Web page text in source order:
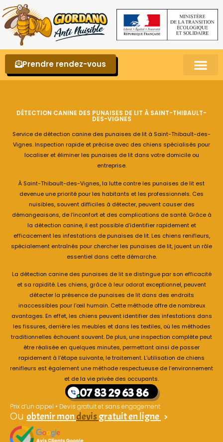
Prendre rendez-vous
DÉTECTION CANINE DES PUNAISES DE LIT À SAINT-THIBAULT-
DES-VIGNES
Service de détection canine des punaises de lit à Saint-Thibault-des-
Vignes. Inspection rapide et précise avec des chiens spécialisés pour
localiser et éliminer les punaises de lit dans votre domicile ou
entreprise.
À Saint-Thibault-des-Vignes, la lutte contre les punaises de lit est
devenue une priorité pour les habitants et les professionnels. Ces
nuisibles, souvent difficiles à détecter, peuvent causer des
démangeaisons, de l’inconfort et des complications de santé. Grâce à
la détection canine, il est possible d’identifier rapidement et
efficacement les infestations de punaises de lit. Les chiens renifleurs,
spécialement entraînés pour chercher les punaises de lit, jouent un rôle
essentiel dans cette démarche.
La détection canine des punaises de lit se distingue par son efficacité
et sa rapidité. Les chiens, grâce à leur odorat exceptionnel, peuvent
détecter la présence de punaises de lit dans des endroits
inaccessibles pour l’œil humain. Cette méthode offre de nombreux
avantages. En effet, les chiens peuvent identifier des infestations dans
les fissures, derrière les meubles et dans les textiles, où les méthodes
traditionnelles échouent souvent. De plus, une inspection complète peut
être réalisée en quelques minutes, permettant ainsi de passer
rapidement à l’étape suivante, le traitement. L’utilisation de chiens
renifleurs est également une méthode respectueuse de l’environnement
et de la vie privée des occupants.
07 83 29 63 86
Prix d’un appel • Devis gratuit et sans engagement
Ou obtenir mon devis gratuit en ligne >